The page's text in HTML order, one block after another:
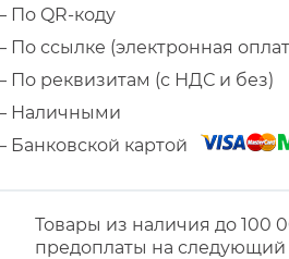
По QR-коду
По ссылке (электронная
По реквизитам (с НДС и без)
Наличными
Банковской картой
Товары из наличия до 100
предоплаты на следующий